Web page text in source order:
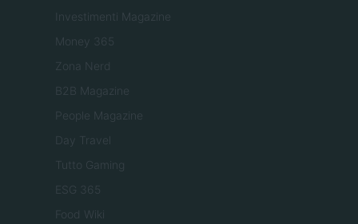
Investimenti Magazine
Money 365
Zona Nerd
B2B Magazine
People Magazine
Day Travel
Tutto Gaming
ESG 365
Food Wiki